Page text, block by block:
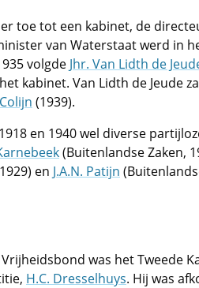
toe tot een kabinet, de
van Waterstaat werd in
volgde Jhr. Van Lidth de
kabinet. Van Lidth de Jeude
(1939).
en 1940 wel diverse
(Buitenlandse Zaken,
en J.A.N. Patijn
was het Tweede
H.C. Dresselhuys. Hij was